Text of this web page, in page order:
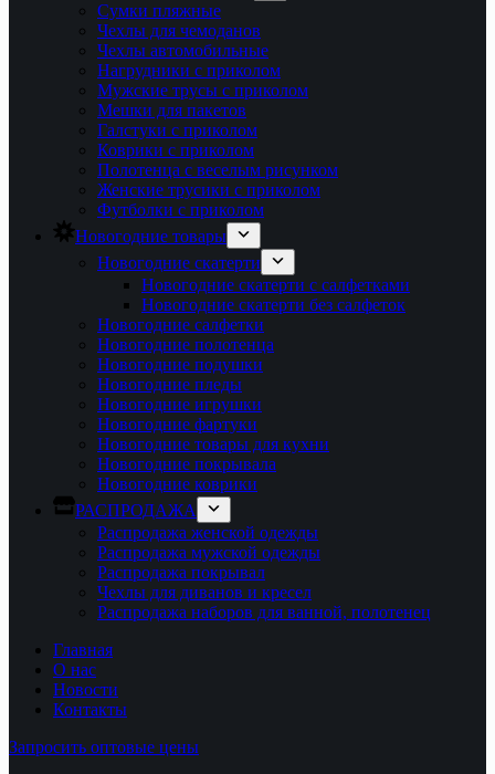
Сумки пляжные
Чехлы для чемоданов
Чехлы автомобильные
Нагрудники с приколом
Мужские трусы с приколом
Мешки для пакетов
Галстуки с приколом
Коврики с приколом
Полотенца с веселым рисунком
Женские трусики с приколом
Футболки с приколом
Новогодние товары
Новогодние скатерти
Новогодние скатерти с салфетками
Новогодние скатерти без салфеток
Новогодние салфетки
Новогодние полотенца
Новогодние подушки
Новогодние пледы
Новогодние игрушки
Новогодние фартуки
Новогодние товары для кухни
Новогодние покрывала
Новогодние коврики
РАСПРОДАЖА
Распродажа женской одежды
Распродажа мужской одежды
Распродажа покрывал
Чехлы для диванов и кресел
Распродажа наборов для ванной, полотенец
Главная
О нас
Новости
Контакты
Запросить оптовые цены